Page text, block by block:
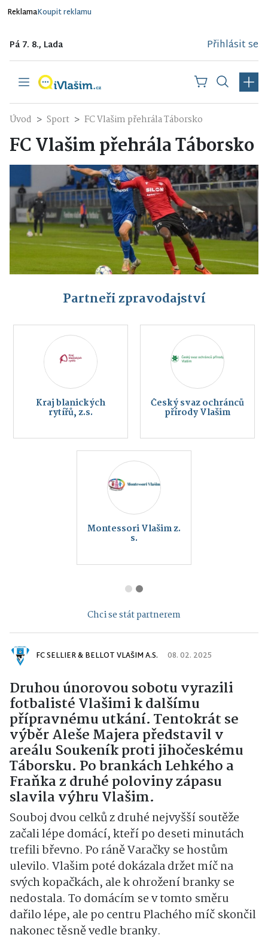
ReklamaKoupit reklamu
Pá 7. 8., Lada Přihlásit se
Úvod Sport FC Vlašim přehrála Táborsko
FC Vlašim přehrála Táborsko
Partneři zpravodajství
Kraj blanických
rytířů, z.s.
Český svaz ochránců
přírody Vlašim
Montessori Vlašim z.
s.
Chci se stát partnerem
FC SELLIER & BELLOT VLAŠIM A.S. 08. 02. 2025
Druhou únorovou sobotu vyrazili
fotbalisté Vlašimi k dalšímu
přípravnému utkání. Tentokrát se
výběr Aleše Majera představil v
areálu Soukeník proti jihočeskému
Táborsku. Po brankách Lehkého a
Fraňka z druhé poloviny zápasu
slavila výhru Vlašim.
Souboj dvou celků z druhé nejvyšší soutěže
začali lépe domácí, kteří po deseti minutách
trefili břevno. Po ráně Varačky se hostům
ulevilo. Vlašim poté dokázala držet míč na
svých kopačkách, ale k ohrožení branky se
nedostala. To domácím se v tomto směru
dařilo lépe, ale po centru Plachého míč skončil
nakonec těsně vedle branky.